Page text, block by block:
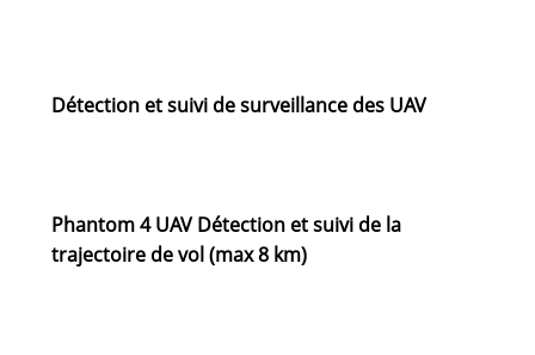
Détection et suivi de surveillance des UAV
Phantom 4 UAV Détection et suivi de la
trajectoire de vol (max 8 km)